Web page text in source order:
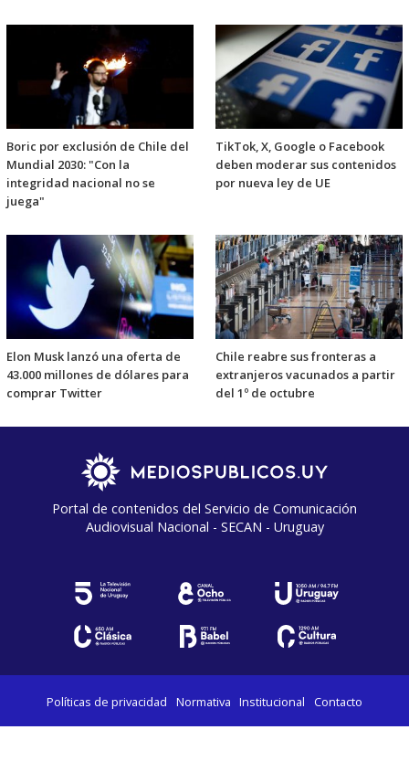
Boric por exclusión de Chile del
Mundial 2030: "Con la
integridad nacional no se
juega"
TikTok, X, Google o Facebook
deben moderar sus contenidos
por nueva ley de UE
Elon Musk lanzó una oferta de
43.000 millones de dólares para
comprar Twitter
Chile reabre sus fronteras a
extranjeros vacunados a partir
del 1º de octubre
Portal de contenidos del Servicio de Comunicación
Audiovisual Nacional - SECAN - Uruguay
Políticas de privacidad Normativa Institucional Contacto